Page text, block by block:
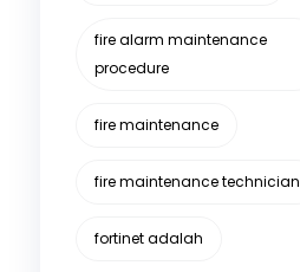
fire alarm maintenance
procedure
fire maintenance
fire maintenance technician
fortinet adalah